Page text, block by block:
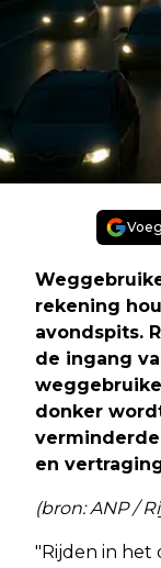
rekening
avondspits.
de ingang
donker
en
(bron: ANP /
"Rijden in het